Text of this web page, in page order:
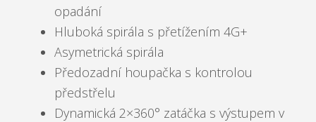
opadání
Hluboká spirála s přetížením 4G+
Asymetrická spirála
Předozadní houpačka s kontrolou
předstřelu
Dynamická 2×360° zatáčka s výstupem v